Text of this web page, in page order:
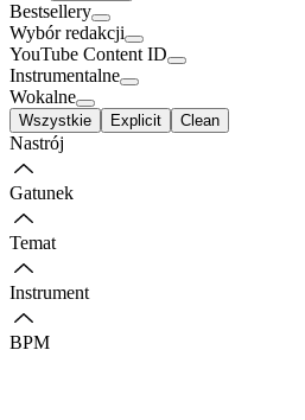
Bestsellery
Wybór redakcji
YouTube Content ID
Instrumentalne
Wokalne
Wszystkie Explicit Clean
Nastrój
Gatunek
Temat
Instrument
BPM